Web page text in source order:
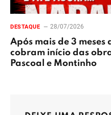
DESTAQUE 28/07/2026
Após mais de 3
cobram início das
Pascoal e Montinho